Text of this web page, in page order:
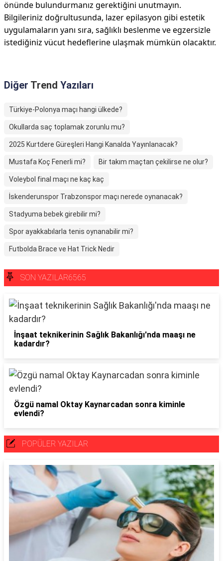
önünde bulundurmanız gerektiğini unutmayın.
Bilgileriniz doğrultusunda, lazer epilasyon gibi estetik
uygulamaların yanı sıra, sağlıklı beslenme ve egzersizle
istediğiniz vücut hedeflerine ulaşmak mümkün olacaktır.
Diğer Trend Yazıları
Türkiye-Polonya maçı hangi ülkede?
Okullarda saç toplamak zorunlu mu?
2025 Kurtdere Güreşleri Hangi Kanalda Yayınlanacak?
Mustafa Koç Fenerli mi? Bir takım maçtan çekilirse ne olur?
Voleybol final maçı ne kaç kaç
İskenderunspor Trabzonspor maçı nerede oynanacak?
Stadyuma bebek girebilir mi?
Spor ayakkabılarla tenis oynanabilir mi?
Futbolda Brace ve Hat Trick Nedir
SON YAZILAR6565
İnşaat teknikerinin Sağlık Bakanlığı'nda maaşı ne
kadardır?
Özgü namal Oktay Kaynarcadan sonra kiminle
evlendi?
POPÜLER YAZILAR